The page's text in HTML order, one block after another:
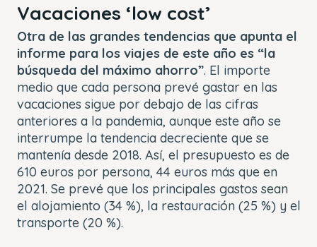
Vacaciones ‘low cost’
Otra de las grandes tendencias que apunta el
informe para los viajes de este año es “la
búsqueda del máximo ahorro”. El importe
medio que cada persona prevé gastar en las
vacaciones sigue por debajo de las cifras
anteriores a la pandemia, aunque este año se
interrumpe la tendencia decreciente que se
mantenía desde 2018. Así, el presupuesto es de
610 euros por persona, 44 euros más que en
2021. Se prevé que los principales gastos sean
el alojamiento (34 %), la restauración (25 %) y el
transporte (20 %).